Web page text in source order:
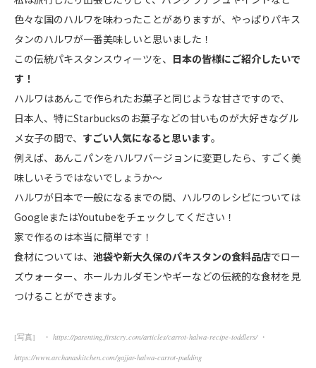
色々な国のハルワを味わったことがありますが、やっぱりパキス
タンのハルワが一番美味しいと思いました！
この伝統パキスタンスウィーツを、 日本の皆様にご紹介したいで
す！
ハルワはあんこで作られたお菓子と同じような甘さですので、
日本人、特にStarbucksのお菓子などの甘いものが大好きなグル
メ女子の間で、 すごい人気になると思います。
例えば、あんこパンをハルワバージョンに変更したら、すごく美
味しいそうではないでしょうか〜
ハルワが日本で一般になるまでの間、ハルワのレシピについては
GoogleまたはYoutubeをチェックしてください！
家で作るのは本当に簡単です！
食材については、 池袋や新大久保のパキスタンの食料品店でロー
ズウォーター、ホールカルダモンやギーなどの伝統的な食材を見
つけることができます。
[写真] ・ https://parenting.firstcry.com/articles/carrot-halwa-recipe-toddlers/・
https://www.archanaskitchen.com/gajjar-halwa-carrot-pudding